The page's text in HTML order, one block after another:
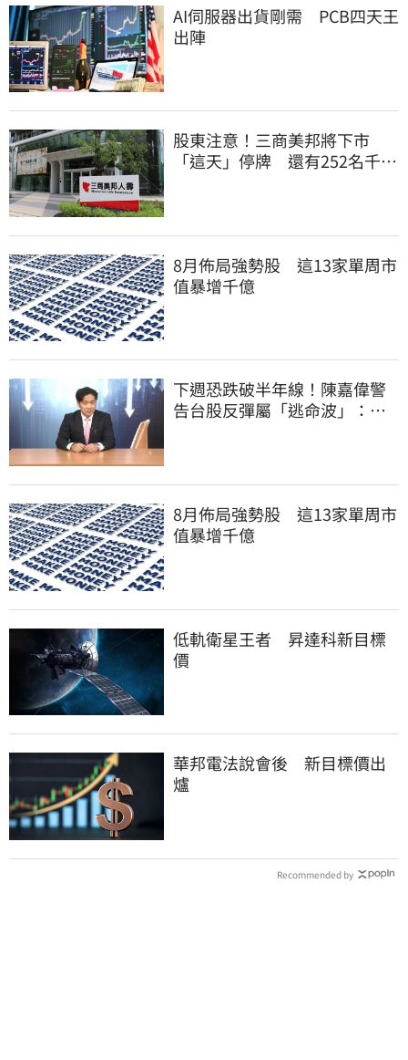
AI伺服器出貨剛需 PCB四天王
出陣
股東注意！三商美邦將下市
「這天」停牌 還有252名千張
8月佈局強勢股 這13家單周市
值暴增千億
下週恐跌破半年線！陳嘉偉警
告台股反彈屬「逃命波」：空
8月佈局強勢股 這13家單周市
值暴增千億
低軌衛星王者 昇達科新目標
價
華邦電法說會後 新目標價出
爐
Recommended by